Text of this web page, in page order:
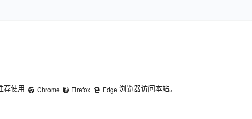
荐使用 Chrome Firefox Edge 浏览器访问本站。